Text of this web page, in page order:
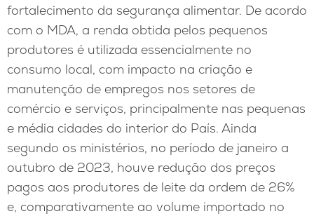
fortalecimento da segurança alimentar. De acordo
com o MDA, a renda obtida pelos pequenos
produtores é utilizada essencialmente no
consumo local, com impacto na criação e
manutenção de empregos nos setores de
comércio e serviços, principalmente nas pequenas
e média cidades do interior do País. Ainda
segundo os ministérios, no período de janeiro a
outubro de 2023, houve redução dos preços
pagos aos produtores de leite da ordem de 26%
e, comparativamente ao volume importado no